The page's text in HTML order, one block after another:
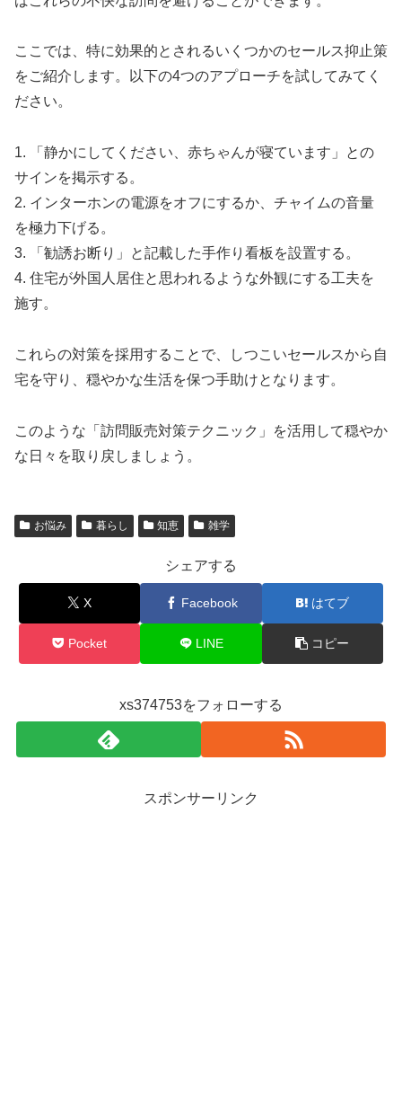
ここでは、特に効果的とされるいくつかのセールス抑止策
をご紹介します。以下の4つのアプローチを試してみてく
ださい。
1. 「静かにしてください、赤ちゃんが寝ています」との
サインを掲示する。
2. インターホンの電源をオフにするか、チャイムの音量
を極力下げる。
3. 「勧誘お断り」と記載した手作り看板を設置する。
4. 住宅が外国人居住と思われるような外観にする工夫を
施す。
これらの対策を採用することで、しつこいセールスから自
宅を守り、穏やかな生活を保つ手助けとなります。
このような「訪問販売対策テクニック」を活用して穏やか
な日々を取り戻しましょう。
お悩み 暮らし 知恵 雑学
シェアする
X Facebook はてブ
Pocket LINE コピー
xs374753をフォローする
スポンサーリンク